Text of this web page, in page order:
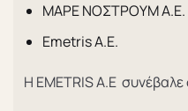
ΜΑΡΕ ΝΟΣΤΡΟΥΜ Α.Ε.
Emetris Α.Ε.
Η EMETRIS A.E